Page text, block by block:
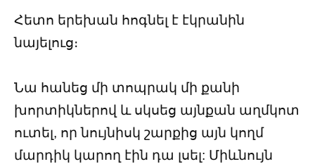
Հետո երեխան հոգնել է էկրանին
նայելուց։
Նա հանեց մի տոպրակ մի քանի
խորտիկներով և սկսեց այնքան աղմկոտ
ուտել, որ նույնիսկ շարքից այն կողմ
մարդիկ կարող էին դա լսել: Միևնույն